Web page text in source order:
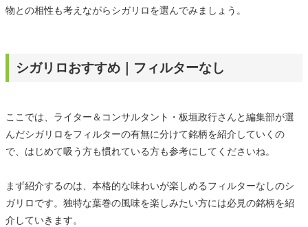
物との相性も考えながらシガリロを選んでみましょう。
シガリロおすすめ｜フィルターなし
ここでは、ライター＆コンサルタント・板垣政行さんと編集部が選
んだシガリロをフィルターの有無に分けて銘柄を紹介していくの
で、はじめて吸う方も慣れている方も参考にしてくださいね。
まず紹介するのは、本格的な味わいが楽しめるフィルターなしのシ
ガリロです。独特な葉巻の風味を楽しみたい方には必見の銘柄を紹
介していきます。